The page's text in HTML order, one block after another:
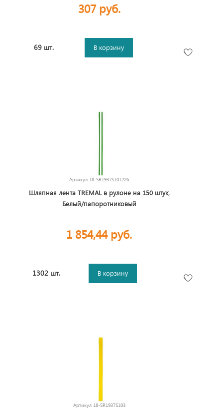
307 руб.
69 шт. В корзину
Артикул 18-SR1937S101226
Шляпная лента TREMAL в рулоне на 150 штук,
Белый/папоротниковый
1 854,44 руб.
1302 шт. В корзину
Артикул 18-SR1937S103